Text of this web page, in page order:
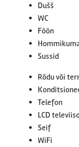
Dušš
WC
Föön
Sussid
Rõdu või
Telefon
LCD
Seif
WiFi